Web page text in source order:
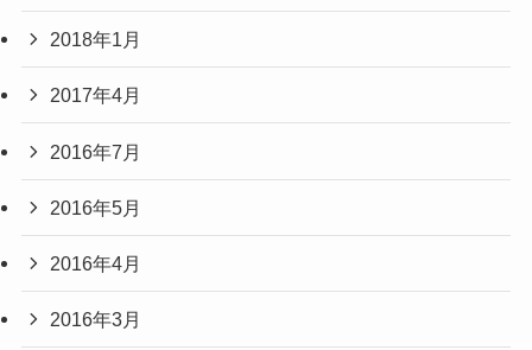
2018年1月
2017年4月
2016年7月
2016年5月
2016年4月
2016年3月